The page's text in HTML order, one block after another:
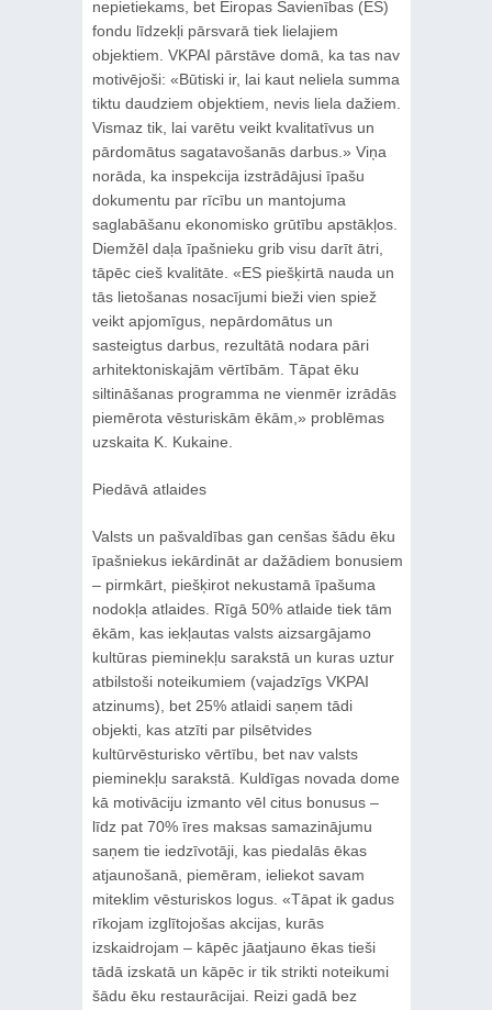
nepietiekams, bet Eiropas Savienības (ES)
fondu līdzekļi pārsvarā tiek lielajiem
objektiem. VKPAI pārstāve domā, ka tas nav
motivējoši: «Būtiski ir, lai kaut neliela summa
tiktu daudziem objektiem, nevis liela dažiem.
Vismaz tik, lai varētu veikt kvalitatīvus un
pārdomātus sagatavošanās darbus.» Viņa
norāda, ka inspekcija izstrādājusi īpašu
dokumentu par rīcību un mantojuma
saglabāšanu ekonomisko grūtību apstākļos.
Diemžēl daļa īpašnieku grib visu darīt ātri,
tāpēc cieš kvalitāte. «ES piešķirtā nauda un
tās lietošanas nosacījumi bieži vien spiež
veikt apjomīgus, nepārdomātus un
sasteigtus darbus, rezultātā nodara pāri
arhitektoniskajām vērtībām. Tāpat ēku
siltināšanas programma ne vienmēr izrādās
piemērota vēsturiskām ēkām,» problēmas
uzskaita K. Kukaine.
Piedāvā atlaides
Valsts un pašvaldības gan cenšas šādu ēku
īpašniekus iekārdināt ar dažādiem bonusiem
– pirmkārt, piešķirot nekustamā īpašuma
nodokļa atlaides. Rīgā 50% atlaide tiek tām
ēkām, kas iekļautas valsts aizsargājamo
kultūras pieminekļu sarakstā un kuras uztur
atbilstoši noteikumiem (vajadzīgs VKPAI
atzinums), bet 25% atlaidi saņem tādi
objekti, kas atzīti par pilsētvides
kultūrvēsturisko vērtību, bet nav valsts
pieminekļu sarakstā. Kuldīgas novada dome
kā motivāciju izmanto vēl citus bonusus –
līdz pat 70% īres maksas samazinājumu
saņem tie iedzīvotāji, kas piedalās ēkas
atjaunošanā, piemēram, ieliekot savam
miteklim vēsturiskos logus. «Tāpat ik gadus
rīkojam izglītojošas akcijas, kurās
izskaidrojam – kāpēc jāatjauno ēkas tieši
tādā izskatā un kāpēc ir tik strikti noteikumi
šādu ēku restaurācijai. Reizi gadā bez